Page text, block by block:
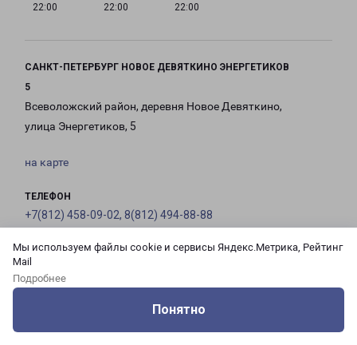
Мы используем файлы cookie и сервисы Яндекс.Метрика, Рейтинг
Mail
Подробнее
Понятно
22:00
22:00
22:00
САНКТ-ПЕТЕРБУРГ НОВОЕ ДЕВЯТКИНО ЭНЕРГЕТИКОВ
5
Всеволожский район, деревня Новое Девяткино,
улица Энергетиков, 5
на карте
ТЕЛЕФОН
+7(812) 458-09-02, 8(812) 494-88-88
EMAIL
pecom@pecom.ru